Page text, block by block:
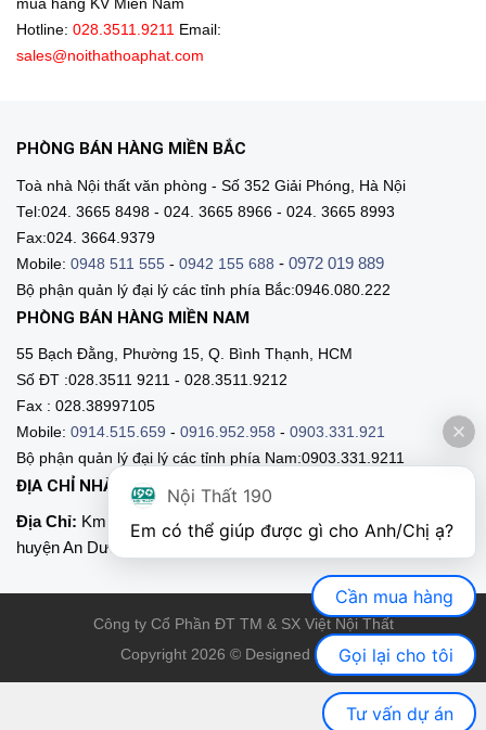
mua hàng KV Miền Nam
Hotline: 028.3511.9211 Email:
sales@noithathoaphat.com
PHÒNG BÁN HÀNG MIỀN BẮC
Toà nhà Nội thất văn phòng - Số 352 Giải Phóng, Hà Nội
Tel:024. 3665 8498 - 024. 3665 8966 - 024. 3665 8993
Fax:024. 3664.9379
Mobile: 0948 511 555 - 0942 155 688 - 0972 019 889
Bộ phận quản lý đại lý các tỉnh phía Bắc:0946.080.222
PHÒNG BÁN HÀNG MIỀN NAM
55 Bạch Đằng, Phường 15, Q. Bình Thạnh, HCM
Số ĐT :028.3511 9211 - 028.3511.9212
Fax : 028.38997105
Mobile: 0914.515.659 - 0916.952.958 - 0903.331.921
Bộ phận quản lý đại lý các tỉnh phía Nam:0903.331.9211
ĐỊA CHỈ NHÀ MÁY SẢN XUẤT
Địa Chỉ: Km 89, Quốc lộ 5 , Thôn Mỹ Tranh, xã Nam Sơn,
huyện An Dương, Hải Phòng
Công ty Cổ Phần ĐT TM & SX Việt Nội Thất
Copyright 2026 © Designed by VNT
Nội Thất 190
Cần mua hàng
Gọi lại cho tôi
Tư vấn dự án